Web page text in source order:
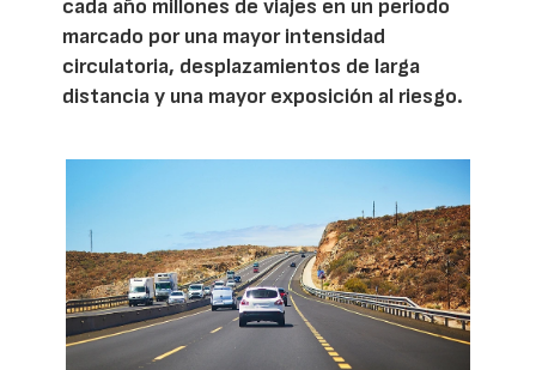
cada año millones de viajes en un periodo
marcado por una mayor intensidad
circulatoria, desplazamientos de larga
distancia y una mayor exposición al riesgo.